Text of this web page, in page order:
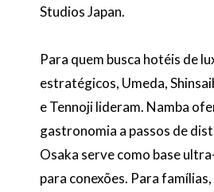
Studios Japan.
Para quem busca hotéis de
estratégicos, Umeda,
e Tennoji lideram. Namba
gastronomia a passos de
Osaka serve como base
para conexões. Para famílias,